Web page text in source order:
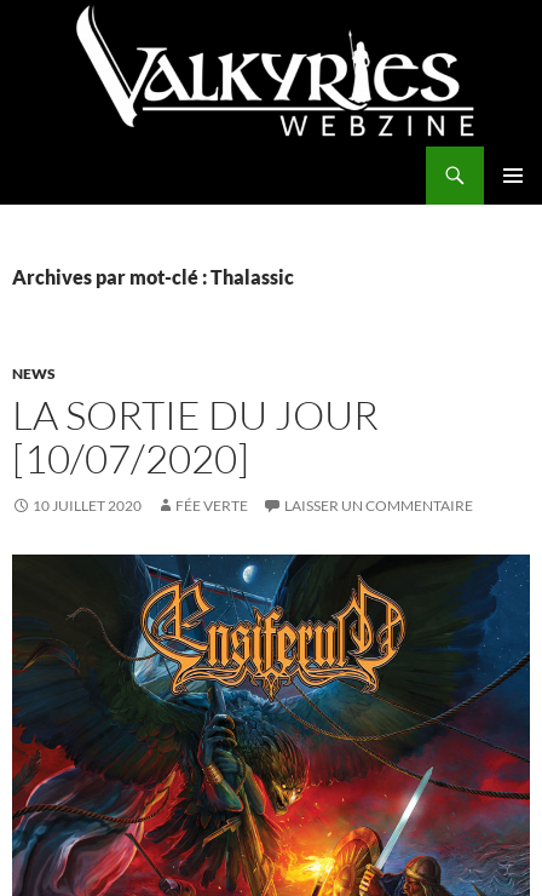
Archives par mot-clé : Thalassic
NEWS
LA SORTIE DU JOUR
[10/07/2020]
10 JUILLET 2020 FÉE VERTE LAISSER UN COMMENTAIRE